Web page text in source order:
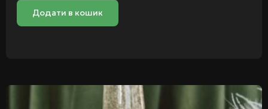
Додати в кошик